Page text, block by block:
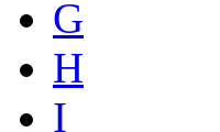
G
H
I